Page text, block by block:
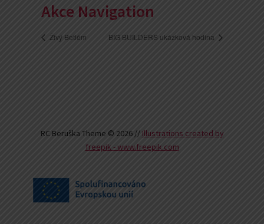
Akce Navigation
Živý Betlém BIG BUILDERS ukázková hodina
RC Beruška Theme © 2026 // Illustrations created by
freepik - www.freepik.com